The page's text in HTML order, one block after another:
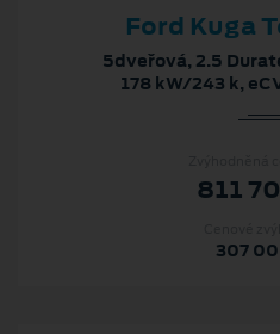
Ford Kuga
5dveřová, 2.5
178 kW/243 k,
811
307